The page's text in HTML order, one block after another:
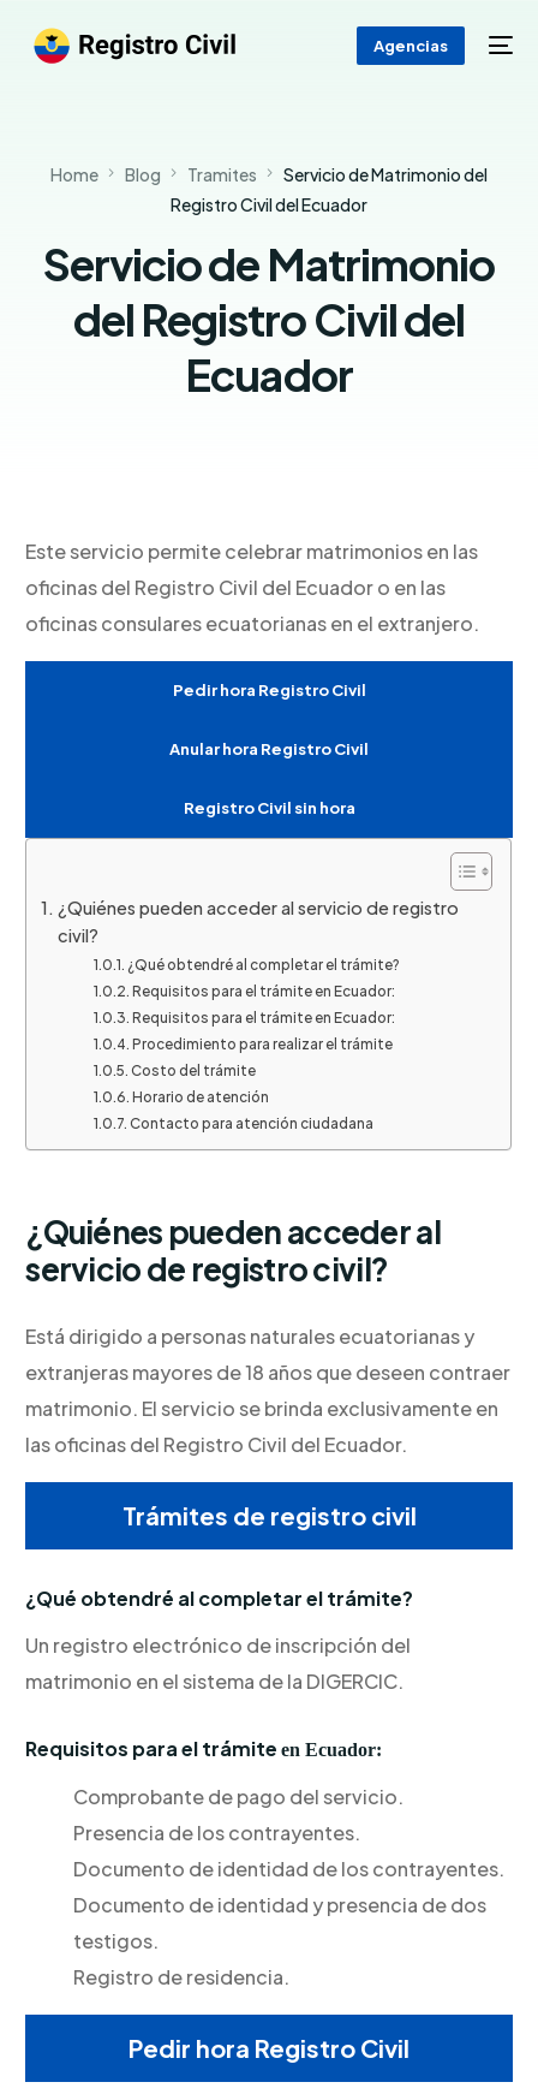
Agencias
Home Blog Tramites
Servicio de Matrimonio del
Registro Civil del Ecuador
Servicio de Matrimonio
del Registro Civil del
Ecuador
Este servicio permite celebrar matrimonios en las
oficinas del Registro Civil del Ecuador o en las
oficinas consulares ecuatorianas en el extranjero.
Pedir hora Registro Civil
Anular hora Registro Civil
Registro Civil sin hora
¿Quiénes pueden acceder al servicio de registro
civil?
¿Qué obtendré al completar el trámite?
Requisitos para el trámite en Ecuador:
Requisitos para el trámite en Ecuador:
Procedimiento para realizar el trámite
Costo del trámite
Horario de atención
Contacto para atención ciudadana
¿Quiénes pueden acceder al
servicio de registro civil?
Está dirigido a personas naturales ecuatorianas y
extranjeras mayores de 18 años que deseen contraer
matrimonio. El servicio se brinda exclusivamente en
las oficinas del Registro Civil del Ecuador.
Trámites de registro civil
¿Qué obtendré al completar el trámite?
Un registro electrónico de inscripción del
matrimonio en el sistema de la DIGERCIC.
Requisitos para el trámiteen Ecuador:
Comprobante de pago del servicio.
Presencia de los contrayentes.
Documento de identidad de los contrayentes.
Documento de identidad y presencia de dos
testigos.
Registro de residencia.
Pedir hora Registro Civil